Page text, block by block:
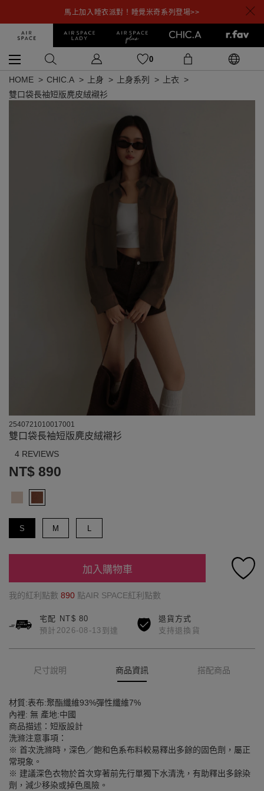
馬上加入睡衣派對！睡覺米奇系列登場>>
0
HOME CHIC.A 上身 上身系列
上衣
雙口袋長袖短版麂皮絨襯衫
2540721010017001
雙口袋長袖短版麂皮絨襯衫
4 REVIEWS
NT$ 890
S M L
加入購物車
我的紅利點數 890 點AIR SPACE紅利點數
宅配 NT$ 80
預計2026-08-13到達
退貨方式
支持退換貨
尺寸說明 商品資訊 搭配商品
材質:表布:聚酯纖維93%彈性纖維7%
內裡: 無 產地:中國
商品描述：短版設計
洗滌注意事項：
※ 首次洗滌時，深色／飽和色系布料較易釋出多餘的固色劑，屬正
常現象。
※ 建議深色衣物於首次穿著前先行單獨下水清洗，有助釋出多餘染
劑，減少移染或掉色風險。